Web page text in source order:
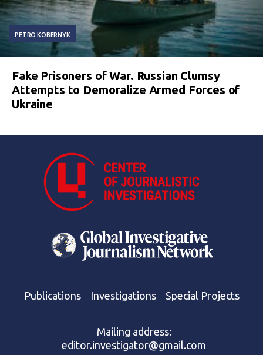
PETRO KOBERNYK
Fake Prisoners of War. Russian Clumsy
Attempts to Demoralize Armed Forces of
Ukraine
Publications Investigations Special Projects
Mailing address:
editor.investigator@gmail.com